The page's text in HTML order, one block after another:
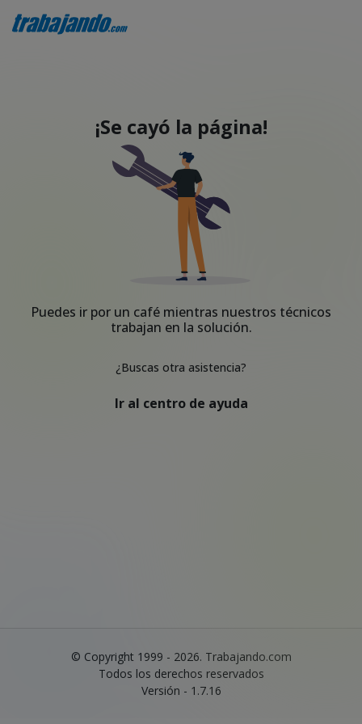
¡Se cayó la página!
Puedes ir por un café mientras nuestros técnicos
trabajan en la solución.
¿Buscas otra asistencia?
Ir al centro de ayuda
© Copyright 1999 - 2026. Trabajando.com
Todos los derechos reservados
Versión - 1.7.16